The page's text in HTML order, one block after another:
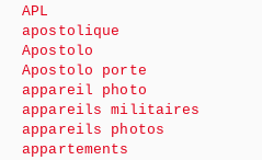
APL
apostolique
Apostolo
Apostolo porte
appareil photo
appareils militaires
appareils photos
appartements